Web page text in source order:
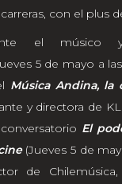
con el plus
el músico y
5 de mayo a las
Música Andina, la
y directora de
El
(Jueves 5 de
de Chilemúsica,